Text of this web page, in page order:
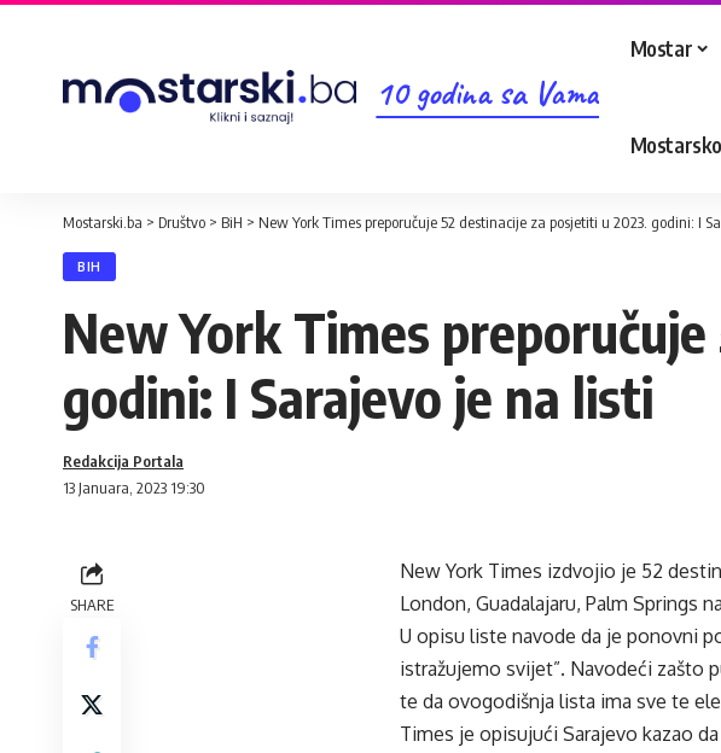
10 godina sa Vama
Mostar
Mostarski.ba > Društvo > BiH > New York Times preporučuje 52 destinacije za posjetiti u 2023. godini: I
BIH
New York Times
godini: I Sarajevo je na listi
13 Januara, 2023 19:30
Redakcija Portala
SHARE
New York Times izdvojio je 52
London, Guadalajaru, Palm Springs
U opisu liste navode da je ponovni
istražujemo svijet”. Navodeći zašto
te da ovogodišnja lista ima sve te
Times je opisujući Sarajevo kazao